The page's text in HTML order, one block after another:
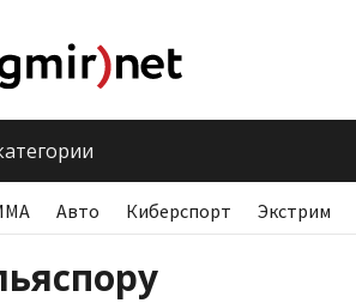
Авто Киберспорт Экстрим